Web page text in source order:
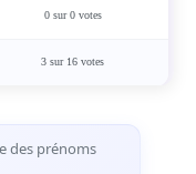
0 sur 0 votes
3 sur 16 votes
des prénoms